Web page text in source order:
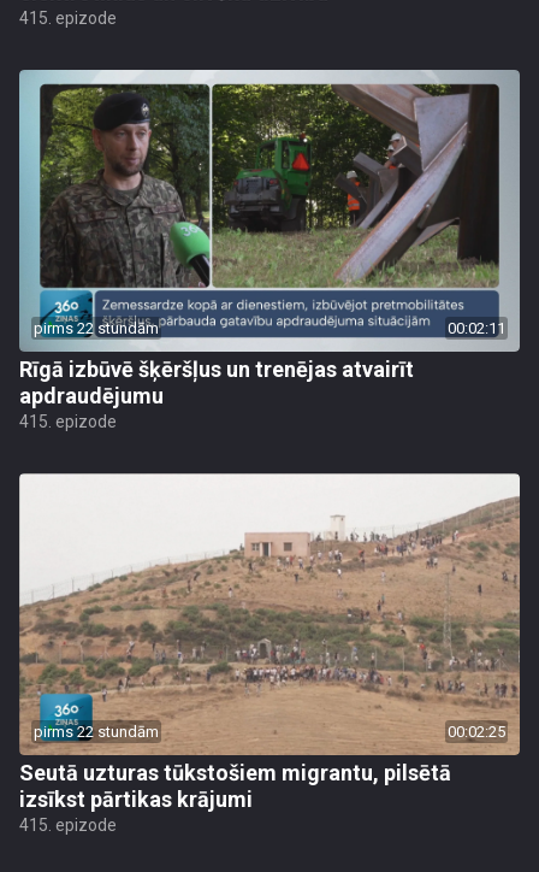
415. epizode
pirms 22 stundām 00:02:11
Rīgā izbūvē šķēršļus un trenējas atvairīt
apdraudējumu
415. epizode
pirms 22 stundām 00:02:25
Seutā uzturas tūkstošiem migrantu, pilsētā
izsīkst pārtikas krājumi
415. epizode